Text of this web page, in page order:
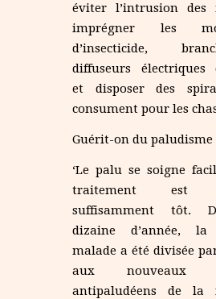
éviter l’intrusion des
imprégner les
d’insecticide,
diffuseurs électriques
et disposer des
consument pour les
Guérit-on du paludisme
‘Le palu se soigne
traitement est
suffisamment tôt.
dizaine d’année, la
malade a été divisée
aux nouveaux
antipaludéens de la